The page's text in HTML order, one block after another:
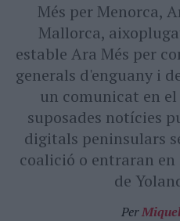
Més per Menorca,
Mallorca,
estable Ara Més per
generals d'enguany i
un comunicat en
suposades notícies
digitals peninsulars
coalició o entraran
de
Per